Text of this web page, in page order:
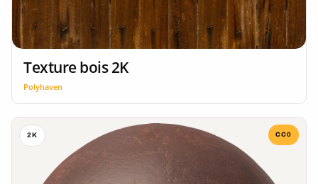
Texture bois 2K
Polyhaven
2K CC0